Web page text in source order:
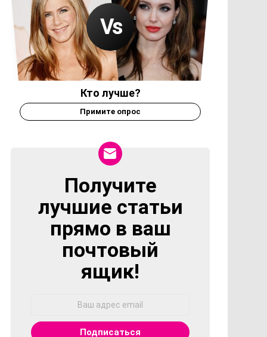
Кто лучше?
Примите опрос
NEWSLETTER
Получите
лучшие статьи
прямо в ваш
почтовый
ящик!